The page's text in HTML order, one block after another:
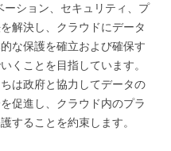
ション、セキュリティ、プ
解決し、クラウドにデータ
な保護を確立および確保す
くことを目指しています。
は政府と協力してデータの
促進し、クラウド内のプラ
することを約束します。